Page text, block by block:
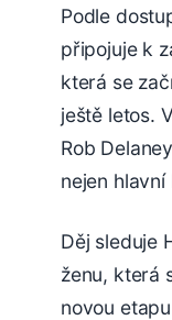
Podle
připojuje k
která se
ještě letos.
Rob
nejen
Děj sleduje
ženu, která
novou